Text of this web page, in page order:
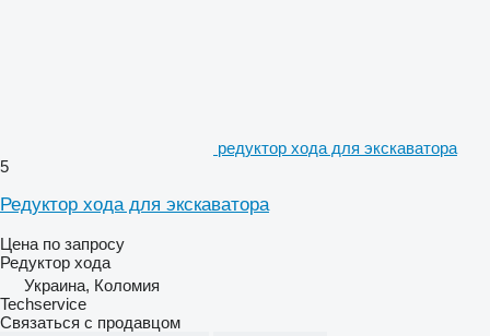
редуктор хода для экскаватора
5
Редуктор хода для экскаватора
Цена по запросу
Редуктор хода
Украина, Коломия
Techservice
Связаться с продавцом